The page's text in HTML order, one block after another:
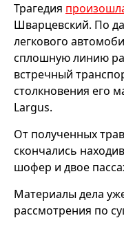
Трагедия
Шварцевский. По
легкового
сплошную линию
встречный
столкновения его
Largus.
От полученных
скончались
шофер и двое
Материалы дела
рассмотрения по